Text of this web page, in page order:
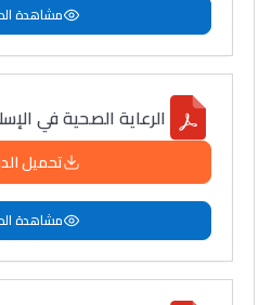
مشاهدة
الرعاية الصحية في
تحميل
مشاهدة